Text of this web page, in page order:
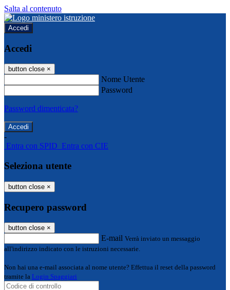
Salta al contenuto
Accedi
Accedi
button close ×
Nome Utente
Password
Password dimenticata?
-
Entra con SPID Entra con CIE
Seleziona utente
button close ×
Recupero password
button close ×
E-mail Verrà inviato un messaggio
all'indirizzo indicato con le istruzioni necessarie.
Non hai una e-mail associata al nome utente? Effettua il reset della password
tramite la Login Spaggiari